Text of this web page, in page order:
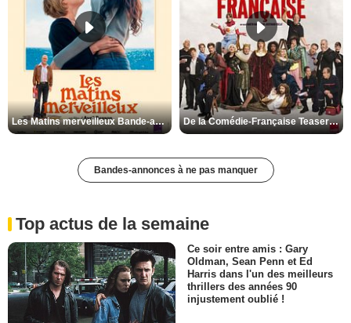
Les Matins merveilleux Bande-annonce VF De la Comédie-Française Teaser VF
Bandes-annonces à ne pas manquer
Top actus de la semaine
Ce soir entre amis : Gary
Oldman, Sean Penn et Ed
Harris dans l'un des meilleurs
thrillers des années 90
injustement oublié !